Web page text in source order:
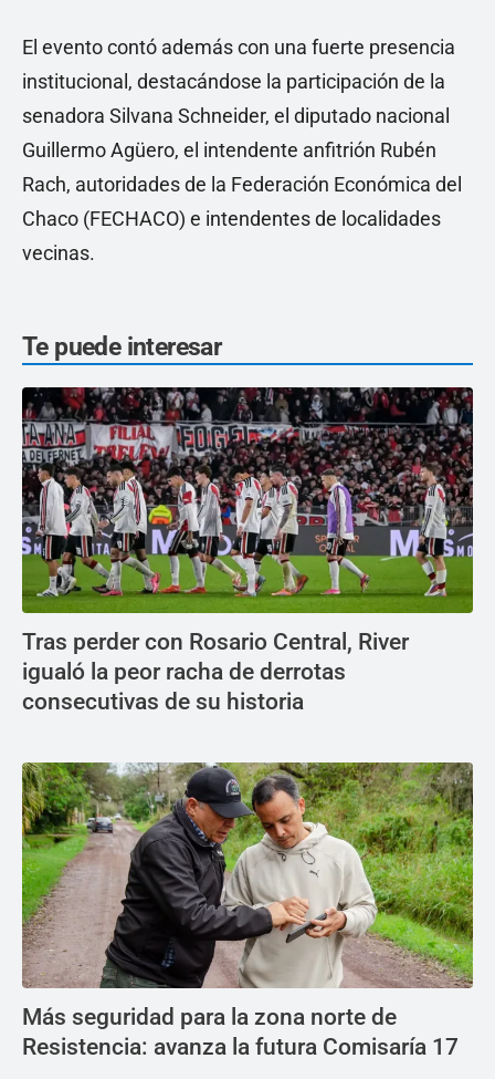
El evento contó además con una fuerte presencia
institucional, destacándose la participación de la
senadora Silvana Schneider, el diputado nacional
Guillermo Agüero, el intendente anfitrión Rubén
Rach, autoridades de la Federación Económica del
Chaco (FECHACO) e intendentes de localidades
vecinas.
Te puede interesar
Tras perder con Rosario Central, River
igualó la peor racha de derrotas
consecutivas de su historia
Más seguridad para la zona norte de
Resistencia: avanza la futura Comisaría 17